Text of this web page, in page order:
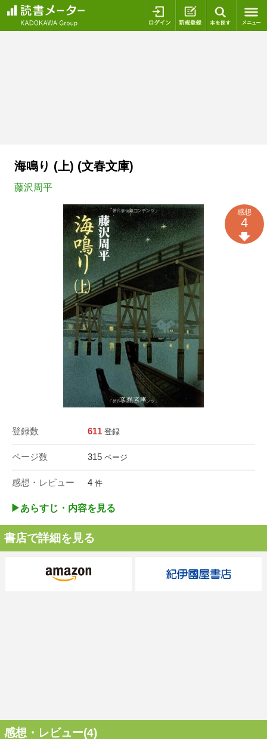
ログイン 新規登録
海鳴り (上) (文春文庫)
藤沢周平
登録数 611 登録
ページ数 315 ページ
感想・レビュー 4 件
感想
4
▶︎あらすじ・内容を見る
書店で詳細を見る
感想・レビュー(4)